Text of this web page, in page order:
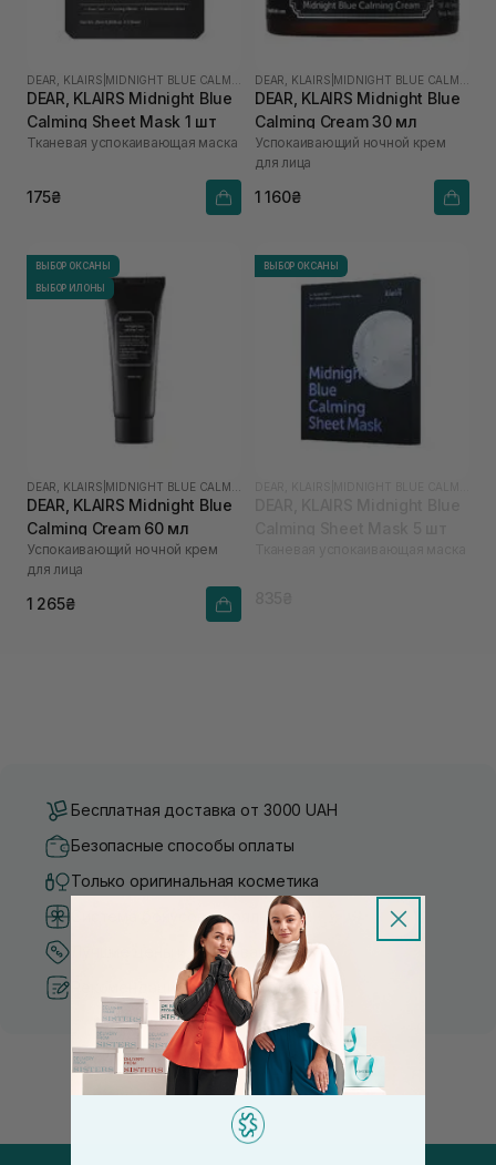
DEAR, KLAIRS
DEAR, KLAIRS Midnight Blue
Calming Sheet Mask 1 шт
Тканевая успокаивающая маска
175₴
DEAR, KLAIRS
DEAR, KLAIRS Midnight Blue
Calming Cream 30 мл
Успокаивающий ночной крем
для лица
1 160₴
ВЫБОР ОКСАНЫ
ВЫБОР ИЛОНЫ
DEAR, KLAIRS
DEAR, KLAIRS Midnight Blue
Calming Cream 60 мл
Успокаивающий ночной крем
для лица
1 265₴
ВЫБОР ОКСАНЫ
Бесплатная доставка от 3000 UAH
Безопасные способы оплаты
Только оригинальная косметика
Система бонусов и лояльности
Лучшие цены и топ товары
Рекомендации от косметологов